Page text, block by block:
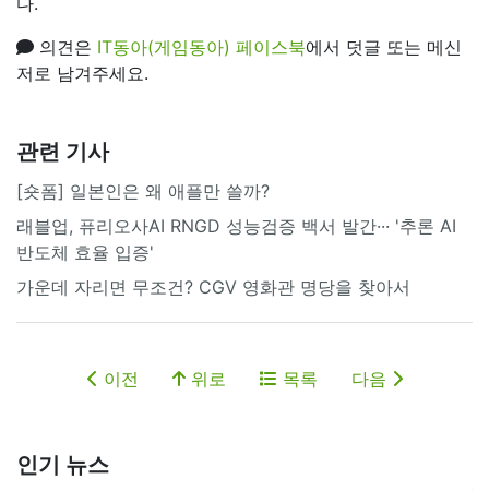
의견은 IT동아(게임동아) 페이스북에서 덧글 또는 메신
저로 남겨주세요.
관련 기사
[숏폼] 일본인은 왜 애플만 쓸까?
래블업, 퓨리오사AI RNGD 성능검증 백서 발간··· '추론 AI
반도체 효율 입증'
가운데 자리면 무조건? CGV 영화관 명당을 찾아서
이전 위로 목록 다음
인기 뉴스